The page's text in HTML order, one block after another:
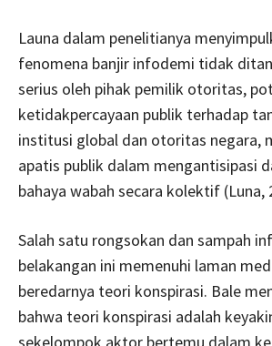
Launa dalam penelitianya
fenomena banjir infodemi tidak
serius oleh pihak pemilik otoritas,
ketidakpercayaan publik terhadap
institusi global dan otoritas negara,
apatis publik dalam mengantisipasi
bahaya wabah secara kolektif (Luna,
Salah satu rongsokan dan sampah
belakangan ini memenuhi laman
beredarnya teori konspirasi. Bale
bahwa teori konspirasi adalah
sekelompok aktor bertemu dalam